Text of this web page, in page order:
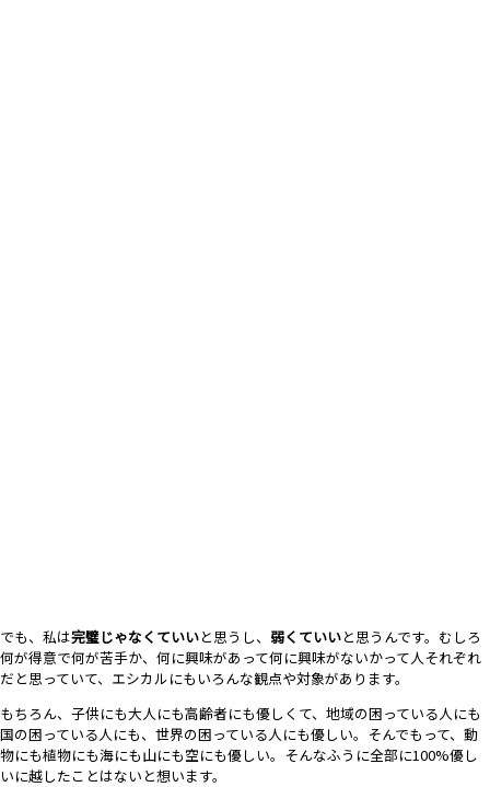
でも、私は完璧じゃなくていいと思うし、 弱くていいと思うんです。むしろ
何が得意で何が苦手か、何に興味があって何に興味がないかって人それぞれ
だと思っていて、エシカルにもいろんな観点や対象があります。
もちろん、子供にも大人にも高齢者にも優しくて、地域の困っている人にも
国の困っている人にも、世界の困っている人にも優しい。そんでもって、動
物にも植物にも海にも山にも空にも優しい。そんなふうに全部に100%優し
いに越したことはないと想います。